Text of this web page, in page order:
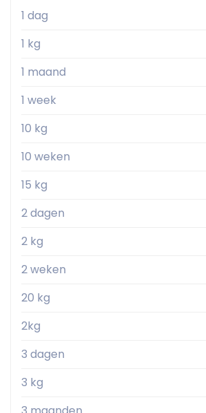
1 dag
1 kg
1 maand
1 week
10 kg
10 weken
15 kg
2 dagen
2 kg
2 weken
20 kg
2kg
3 dagen
3 kg